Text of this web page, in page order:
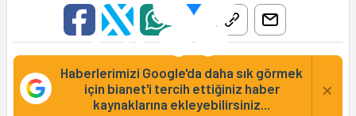
Haberlerimizi Google'da daha sık görmek
için bianet'i tercih ettiğiniz haber
kaynaklarına ekleyebilirsiniz...
×